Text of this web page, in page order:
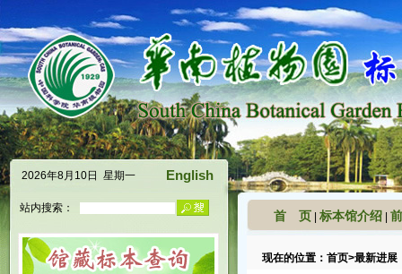
2026年8月10日 星期一 English
站内搜索：
首 页 标本馆介绍
现在的位置： 首页>最新进展